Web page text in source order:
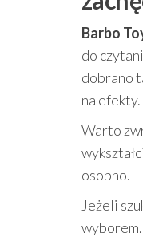
Barbo
do
dobrano
na efekty.
Warto
osobno.
Jeżeli